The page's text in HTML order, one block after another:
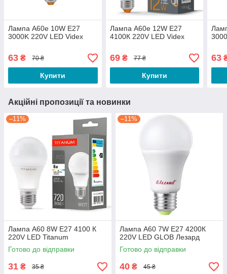
Лампа A60e 10W E27
3000K 220V LED Videx
63 ₴ 70 ₴
Купити
Лампа A60e 12W E27
4100К 220V LED Videx
69₴ 77 ₴
Купити
63
Акційні пропозиції та новинки
–11%
Лампа A60 8W E27 4100 К
220V LED Titanum
Готово до відправки
31 ₴ 35 ₴
–11%
Лампа A60 7W E27 4200К
220V LED GLOB Лезард
Готово до відправки
40 ₴ 45 ₴